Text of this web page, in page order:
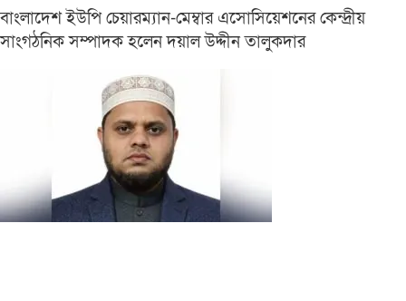
বাংলাদেশ ইউপি চেয়ারম্যান-মেম্বার এসোসিয়েশনের কেন্দ্রীয়
সাংগঠনিক সম্পাদক হলেন দয়াল উদ্দীন তালুকদার